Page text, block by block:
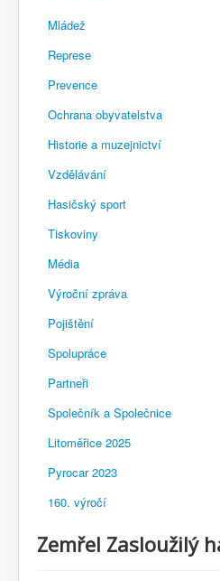
Mládež
Represe
Prevence
Ochrana obyvatelstva
Historie a muzejnictví
Vzdělávání
Hasičský sport
Tiskoviny
Média
Výroční zpráva
Pojištění
Spolupráce
Partneři
Společník a Společnice
Litoměřice 2025
Pyrocar 2023
160. výročí
Zemřel Zasloužilý